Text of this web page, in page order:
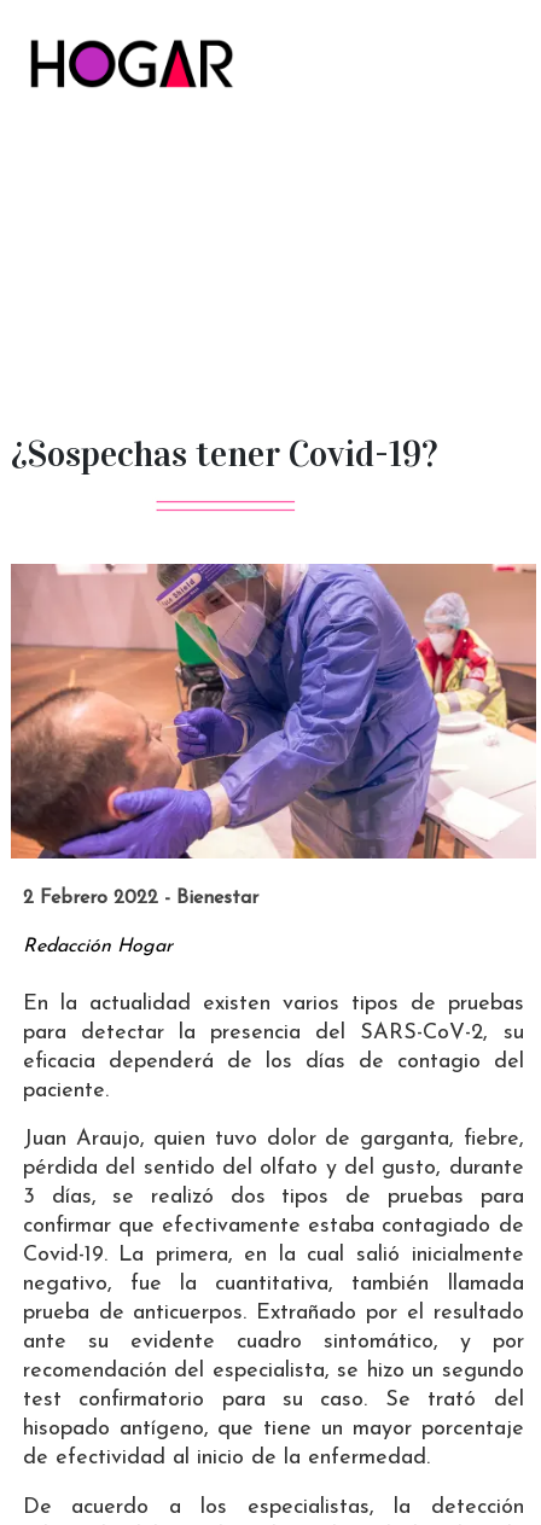
¿Sospechas tener Covid-19?
2 Febrero 2022 - Bienestar
Redacción Hogar
En la actualidad existen varios tipos de pruebas
para detectar la presencia del SARS-CoV-2, su
eficacia dependerá de los días de contagio del
paciente.
Juan Araujo, quien tuvo dolor de garganta, fiebre,
pérdida del sentido del olfato y del gusto, durante
3 días, se realizó dos tipos de pruebas para
confirmar que efectivamente estaba contagiado de
Covid-19. La primera, en la cual salió inicialmente
negativo, fue la cuantitativa, también llamada
prueba de anticuerpos. Extrañado por el resultado
ante su evidente cuadro sintomático, y por
recomendación del especialista, se hizo un segundo
test confirmatorio para su caso. Se trató del
hisopado antígeno, que tiene un mayor porcentaje
de efectividad al inicio de la enfermedad.
De acuerdo a los especialistas, la detección